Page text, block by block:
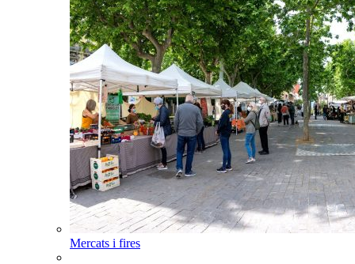
Mercats i fires